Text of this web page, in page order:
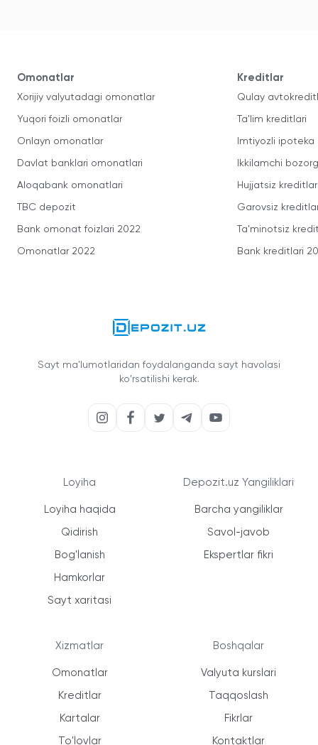
Omonatlar
Xorijiy valyutadagi omonatlar
Yuqori foizli omonatlar
Onlayn omonatlar
Davlat banklari omonatlari
Aloqabank omonatlari
TBC depozit
Bank omonat foizlari 2022
Omonatlar 2022
Kreditlar
Qulay
Ta'lim kreditlari
Imtiyozli ipoteka
Ikkilamchi
Hujjatsiz kreditlar
Garovsiz
Ta'minotsiz
Bank kreditlari
Sayt ma'lumotlaridan foydalanganda sayt havolasi
ko'rsatilishi kerak.
Loyiha
Loyiha haqida
Qidirish
Bog'lanish
Hamkorlar
Sayt xaritasi
Xizmatlar
Omonatlar
Kreditlar
Kartalar
To'lovlar
Depozit.uz Yangiliklari
Barcha yangiliklar
Savol-javob
Ekspertlar fikri
Boshqalar
Valyuta kurslari
Taqqoslash
Fikrlar
Kontaktlar